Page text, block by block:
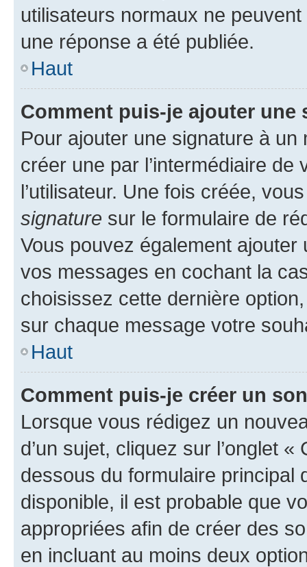
utilisateurs normaux ne
une réponse a été publiée.
Haut
Comment puis-je ajouter une
Pour ajouter une signature à un
créer une par l’intermédiaire
l’utilisateur. Une fois créée,
signature sur le formulaire de
Vous pouvez également
vos messages en cochant la
choisissez cette dernière
sur chaque message votre
Haut
Comment puis-je créer un
Lorsque vous rédigez un
d’un sujet, cliquez sur l’onglet
dessous du formulaire principal
disponible, il est probable que
appropriées afin de créer des
en incluant au moins deux